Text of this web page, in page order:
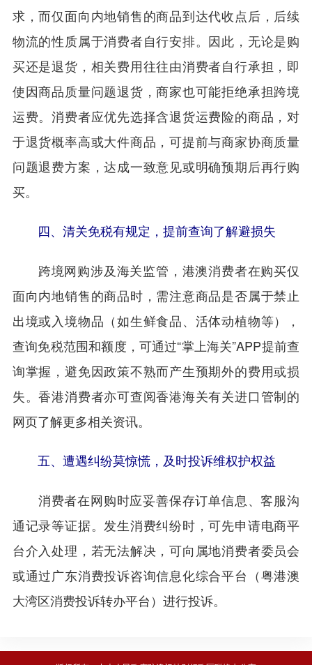
求，而仅面向内地销售的商品到达代收点后，后续
物流的性质属于消费者自行安排。因此，无论是购
买还是退货，相关费用往往由消费者自行承担，即
使因商品质量问题退货，商家也可能拒绝承担跨境
运费。消费者应优先选择含退货运费险的商品，对
于退货概率高或大件商品，可提前与商家协商质量
问题退费方案，达成一致意见或明确预期后再行购
买。
四、清关免税有规定，提前查询了解避损失
跨境网购涉及海关监管，港澳消费者在购买仅
面向内地销售的商品时，需注意商品是否属于禁止
出境或入境物品（如生鲜食品、活体动植物等），
查询免税范围和额度，可通过“掌上海关”APP提前查
询掌握，避免因政策不熟而产生预期外的费用或损
失。香港消费者亦可查阅香港海关有关进口管制的
网页了解更多相关资讯。
五、遭遇纠纷莫惊慌，及时投诉维权护权益
消费者在网购时应妥善保存订单信息、客服沟
通记录等证据。发生消费纠纷时，可先申请电商平
台介入处理，若无法解决，可向属地消费者委员会
或通过广东消费投诉咨询信息化综合平台（粤港澳
大湾区消费投诉转办平台）进行投诉。